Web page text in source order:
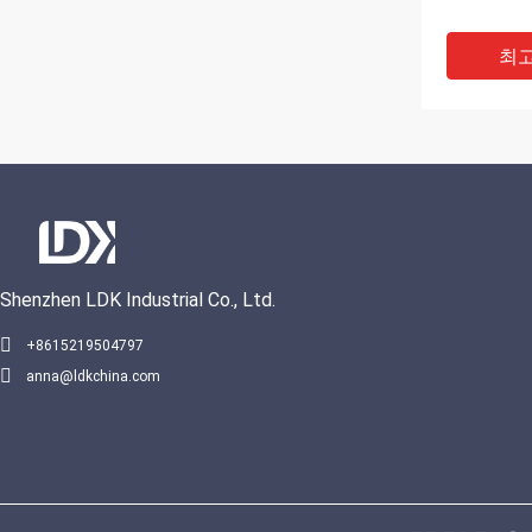
최
최
Shenzhen LDK Industrial Co., Ltd.
+8615219504797
anna@ldkchina.com